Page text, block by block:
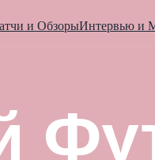
и ОбзорыИнтервью и